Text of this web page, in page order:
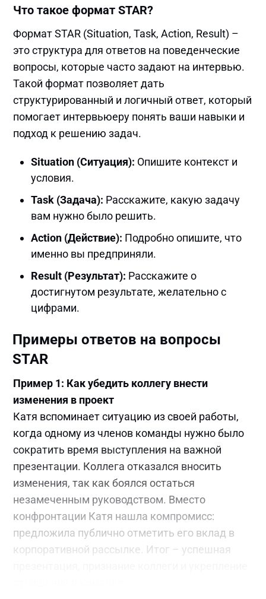
Что такое формат STAR?
Формат STAR (Situation, Task, Action, Result) –
это структура для ответов на поведенческие
вопросы, которые часто задают на интервью.
Такой формат позволяет дать
структурированный и логичный ответ, который
помогает интервьюеру понять ваши навыки и
подход к решению задач.
Situation (Ситуация): Опишите контекст и
условия.
Task (Задача): Расскажите, какую задачу
вам нужно было решить.
Action (Действие): Подробно опишите, что
именно вы предприняли.
Result (Результат): Расскажите о
достигнутом результате, желательно с
цифрами.
Примеры ответов на вопросы
STAR
Пример 1: Как убедить коллегу внести
изменения в проект
Катя вспоминает ситуацию из своей работы,
когда одному из членов команды нужно было
сократить время выступления на важной
презентации. Коллега отказался вносить
изменения, так как боялся остаться
незамеченным руководством. Вместо
конфронтации Катя нашла компромисс:
предложила публично отметить его вклад в
корпоративной рассылке. Итог – успешная